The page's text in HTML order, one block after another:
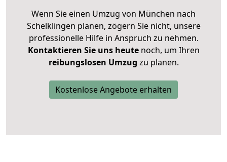
Wenn Sie einen Umzug von München nach
Schelklingen planen, zögern Sie nicht, unsere
professionelle Hilfe in Anspruch zu nehmen.
Kontaktieren Sie uns heutenoch, um Ihren
reibungslosen Umzug zu planen.
Kostenlose Angebote erhalten